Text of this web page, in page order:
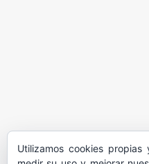
Utilizamos cookies